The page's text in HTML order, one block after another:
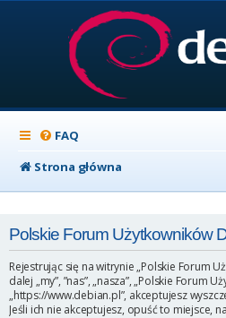
FAQ
Strona główna
Polskie Forum Użytkowników
Rejestrując się na witrynie „Polskie Forum
dalej „my”, ”nas”, „nasza”, „Polskie Forum
„https://www.debian.pl”, akceptujesz
Jeśli ich nie akceptujesz, opuść to miejsce,